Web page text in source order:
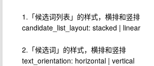
1.「候选词列表」的样式，横排和竖排
candidate_list_layout: stacked | linear
2.「候选词」的样式，横排和竖排
text_orientation: horizontal | vertical